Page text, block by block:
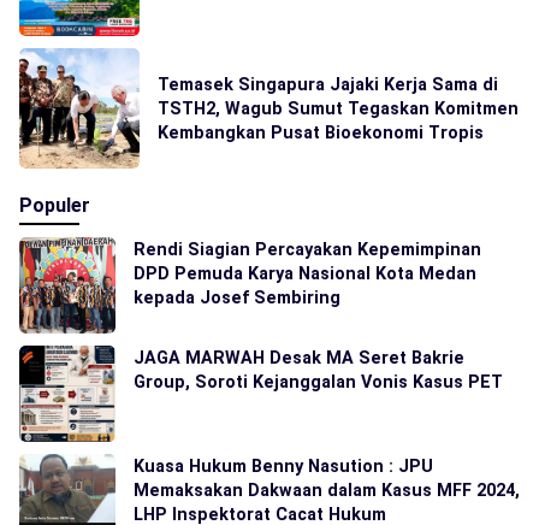
Temasek Singapura Jajaki Kerja Sama di
TSTH2, Wagub Sumut Tegaskan Komitmen
Kembangkan Pusat Bioekonomi Tropis
Populer
Rendi Siagian Percayakan Kepemimpinan
DPD Pemuda Karya Nasional Kota Medan
kepada Josef Sembiring
JAGA MARWAH Desak MA Seret Bakrie
Group, Soroti Kejanggalan Vonis Kasus PET
Kuasa Hukum Benny Nasution : JPU
Memaksakan Dakwaan dalam Kasus MFF 2024,
LHP Inspektorat Cacat Hukum